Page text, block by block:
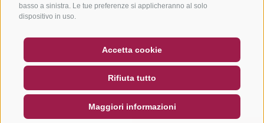
basso a sinistra. Le tue preferenze si applicheranno al solo
dispositivo in uso.
Accetta cookie
Rifiuta tutto
Maggiori informazioni
NEWSLETTER
SOCIAL WALL METEO